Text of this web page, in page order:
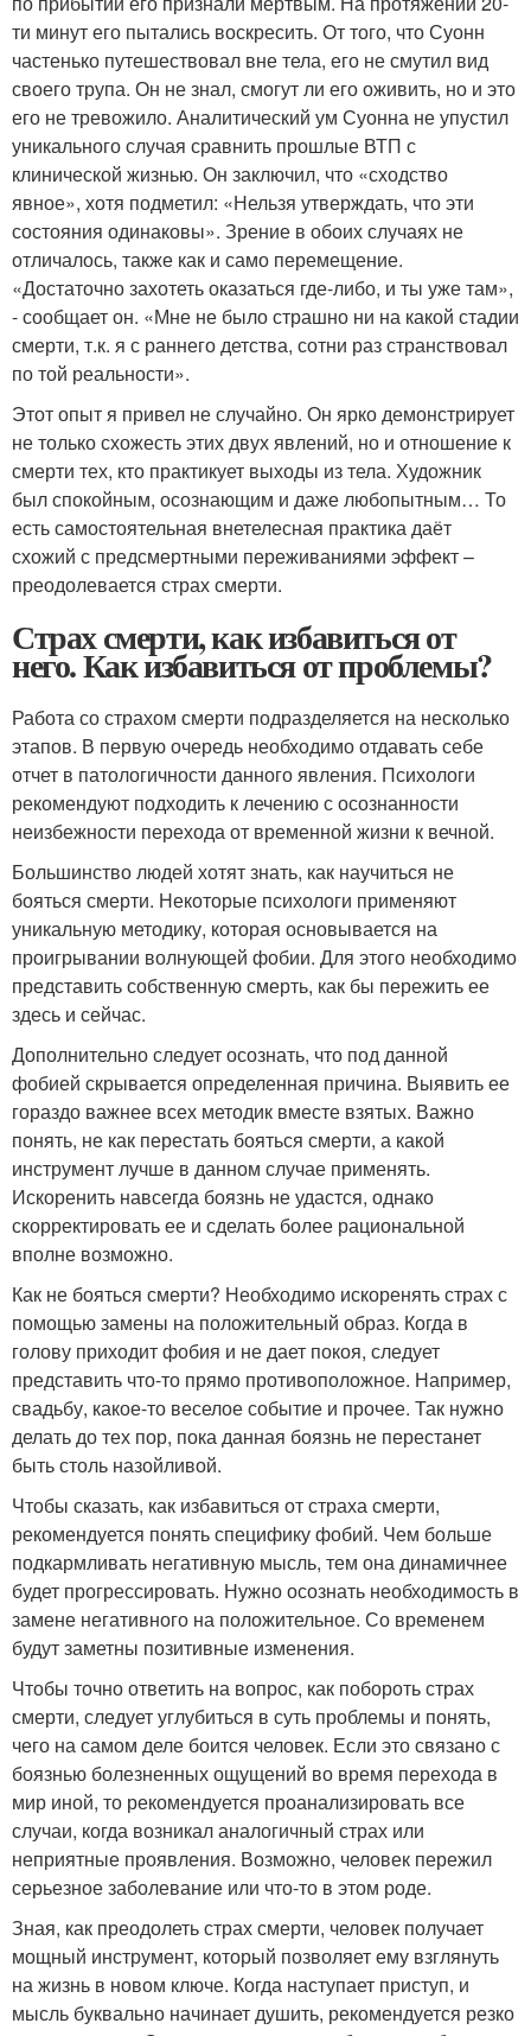
ти минут его пытались воскресить. От того, что Суонн
частенько путешествовал вне тела, его не смутил вид
своего трупа. Он не знал, смогут ли его оживить, но и это
его не тревожило. Аналитический ум Суонна не упустил
уникального случая сравнить прошлые ВТП с
клинической жизнью. Он заключил, что «сходство
явное», хотя подметил: «Нельзя утверждать, что эти
состояния одинаковы». Зрение в обоих случаях не
отличалось, также как и само перемещение.
«Достаточно захотеть оказаться где-либо, и ты уже там»,
- сообщает он. «Мне не было страшно ни на какой стадии
смерти, т.к. я с раннего детства, сотни раз странствовал
по той реальности».
Этот опыт я привел не случайно. Он ярко демонстрирует
не только схожесть этих двух явлений, но и отношение к
смерти тех, кто практикует выходы из тела. Художник
был спокойным, осознающим и даже любопытным… То
есть самостоятельная внетелесная практика даёт
схожий с предсмертными переживаниями эффект –
преодолевается страх смерти.
Страх смерти, как избавиться от
него. Как избавиться от проблемы?
Работа со страхом смерти подразделяется на несколько
этапов. В первую очередь необходимо отдавать себе
отчет в патологичности данного явления. Психологи
рекомендуют подходить к лечению с осознанности
неизбежности перехода от временной жизни к вечной.
Большинство людей хотят знать, как научиться не
бояться смерти. Некоторые психологи применяют
уникальную методику, которая основывается на
проигрывании волнующей фобии. Для этого необходимо
представить собственную смерть, как бы пережить ее
здесь и сейчас.
Дополнительно следует осознать, что под данной
фобией скрывается определенная причина. Выявить ее
гораздо важнее всех методик вместе взятых. Важно
понять, не как перестать бояться смерти, а какой
инструмент лучше в данном случае применять.
Искоренить навсегда боязнь не удастся, однако
скорректировать ее и сделать более рациональной
вполне возможно.
Как не бояться смерти? Необходимо искоренять страх с
помощью замены на положительный образ. Когда в
голову приходит фобия и не дает покоя, следует
представить что-то прямо противоположное. Например,
свадьбу, какое-то веселое событие и прочее. Так нужно
делать до тех пор, пока данная боязнь не перестанет
быть столь назойливой.
Чтобы сказать, как избавиться от страха смерти,
рекомендуется понять специфику фобий. Чем больше
подкармливать негативную мысль, тем она динамичнее
будет прогрессировать. Нужно осознать необходимость в
замене негативного на положительное. Со временем
будут заметны позитивные изменения.
Чтобы точно ответить на вопрос, как побороть страх
смерти, следует углубиться в суть проблемы и понять,
чего на самом деле боится человек. Если это связано с
боязнью болезненных ощущений во время перехода в
мир иной, то рекомендуется проанализировать все
случаи, когда возникал аналогичный страх или
неприятные проявления. Возможно, человек пережил
серьезное заболевание или что-то в этом роде.
Зная, как преодолеть страх смерти, человек получает
мощный инструмент, который позволяет ему взглянуть
на жизнь в новом ключе. Когда наступает приступ, и
мысль буквально начинает душить, рекомендуется резко